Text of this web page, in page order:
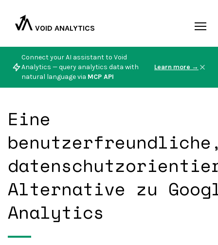
VOID ANALYTICS
Connect your AI assistant to Void
Analytics — query analytics data with
natural language via MCP API
Learn more →
Eine
Alternative zu
Analytics